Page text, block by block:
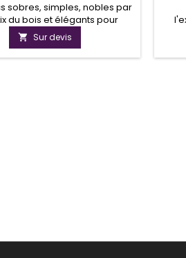
sobres, simples, nobles par
du bois et élégants pour
à tous les besoins quel que
environnement.Laissez libre
envies en choisissant la
 Sur devis